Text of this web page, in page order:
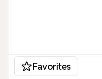
Favorites